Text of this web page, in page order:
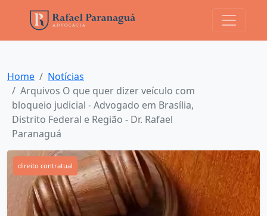
Home
Notícias
Arquivos O que quer dizer veículo com
bloqueio judicial - Advogado em Brasília,
Distrito Federal e Região - Dr. Rafael
Paranaguá
direito contratual